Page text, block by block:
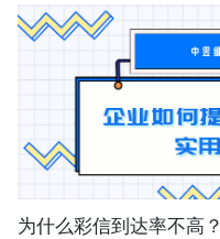
为什么彩信到达率不高？